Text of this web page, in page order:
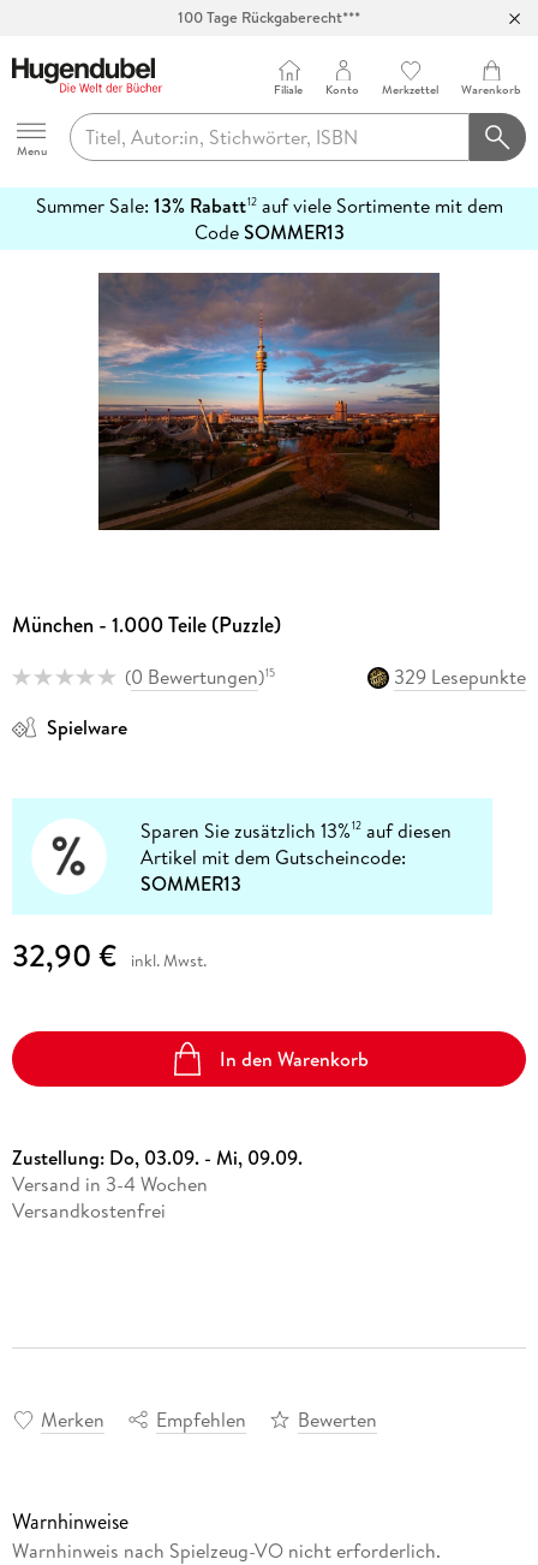
Hugendubel
Menu
Filiale Konto Merkzettel Warenkorb
Summer Sale: 13% Rabatt12auf viele Sortimente mit dem
CodeSOMMER13
erfahren
München - 1.000 Teile (Puzzle)
(0 Bewertungen)15
329 Lesepunkte
Spielware
Sparen Sie zusätzlich 13%12 auf diesen
Artikel mit dem Gutscheincode:
SOMMER13
32,90 € inkl. Mwst.
In den Warenkorb
Zustellung: Do, 03.09. - Mi, 09.09.
Versand in 3-4 Wochen
Versandkostenfrei
Merken Empfehlen Bewerten
Warnhinweise
Warnhinweis nach Spielzeug-VO nicht erforderlich.